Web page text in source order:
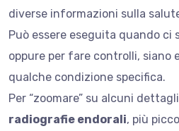
diverse informazioni sulla
Può essere eseguita quando ci
oppure per fare controlli, siano
qualche condizione specifica.
Per “zoomare” su alcuni
radiografie endorali, più